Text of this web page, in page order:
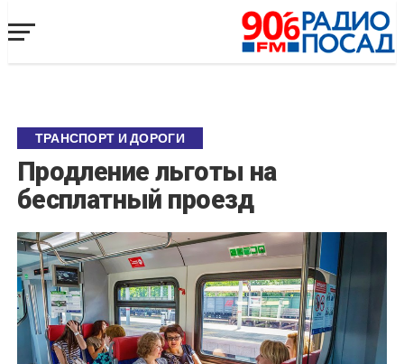
ТРАНСПОРТ И ДОРОГИ
Продление льготы на
бесплатный проезд